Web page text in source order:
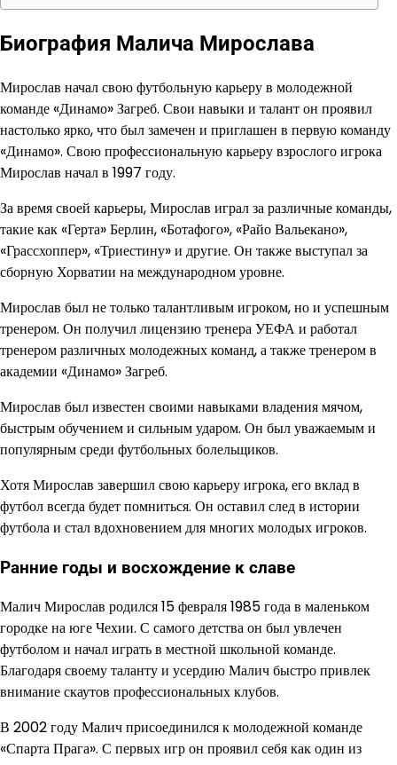
Биография Малича Мирослава
Мирослав начал свою футбольную карьеру в молодежной
команде «Динамо» Загреб. Свои навыки и талант он проявил
настолько ярко, что был замечен и приглашен в первую команду
«Динамо». Свою профессиональную карьеру взрослого игрока
Мирослав начал в 1997 году.
За время своей карьеры, Мирослав играл за различные команды,
такие как «Герта» Берлин, «Ботафого», «Райо Вальекано»,
«Грассхоппер», «Триестину» и другие. Он также выступал за
сборную Хорватии на международном уровне.
Мирослав был не только талантливым игроком, но и успешным
тренером. Он получил лицензию тренера УЕФА и работал
тренером различных молодежных команд, а также тренером в
академии «Динамо» Загреб.
Мирослав был известен своими навыками владения мячом,
быстрым обучением и сильным ударом. Он был уважаемым и
популярным среди футбольных болельщиков.
Хотя Мирослав завершил свою карьеру игрока, его вклад в
футбол всегда будет помниться. Он оставил след в истории
футбола и стал вдохновением для многих молодых игроков.
Ранние годы и восхождение к славе
Малич Мирослав родился 15 февраля 1985 года в маленьком
городке на юге Чехии. С самого детства он был увлечен
футболом и начал играть в местной школьной команде.
Благодаря своему таланту и усердию Малич быстро привлек
внимание скаутов профессиональных клубов.
В 2002 году Малич присоединился к молодежной команде
«Спарта Прага». С первых игр он проявил себя как один из